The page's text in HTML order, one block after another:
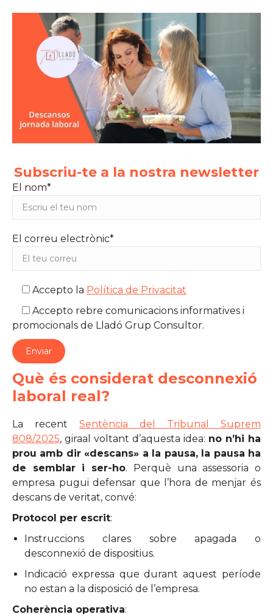
Subscriu-te a la nostra newsletter
El nom*
El correu electrònic*
Accepto la Política de Privacitat
Accepto rebre comunicacions informatives i
promocionals de Lladó Grup Consultor.
Què és considerat desconnexió
laboral real?
La recent Sentència del Tribunal Suprem
808/2025, giraal voltant d’aquesta idea: no n’hi ha
prou amb dir «descans» a la pausa, la pausa ha
de semblar i ser-ho. Perquè una assessoria o
empresa pugui defensar que l’hora de menjar és
descans de veritat, convé:
Protocol per escrit:
Instruccions clares sobre apagada o
desconnexió de dispositius.
Indicació expressa que durant aquest període
no estan a la disposició de l’empresa.
Coherència operativa: